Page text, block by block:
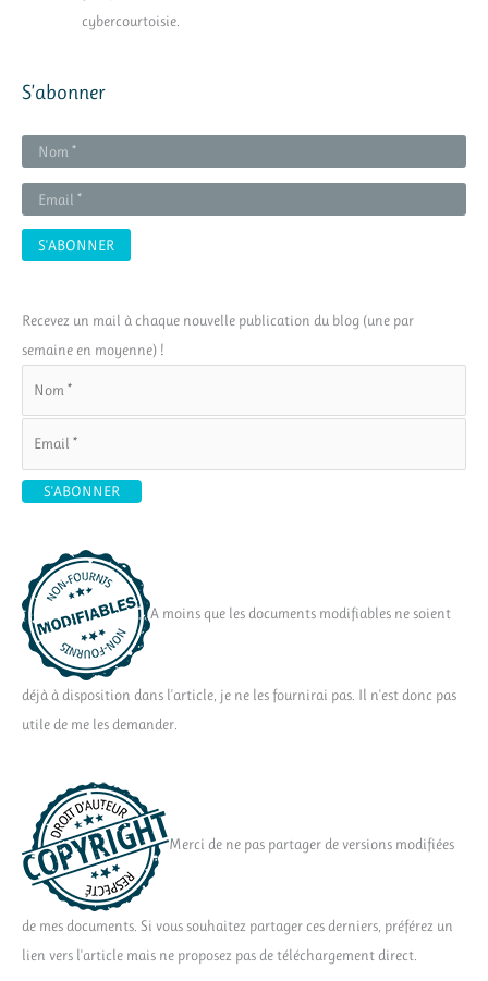
cybercourtoisie.
S’abonner
Recevez un mail à chaque nouvelle publication du blog (une par
semaine en moyenne) !
A moins que les documents modifiables ne soient
déjà à disposition dans l'article, je ne les fournirai pas. Il n'est donc pas
utile de me les demander.
Merci de ne pas partager de versions modifiées
de mes documents. Si vous souhaitez partager ces derniers, préférez un
lien vers l'article mais ne proposez pas de téléchargement direct.